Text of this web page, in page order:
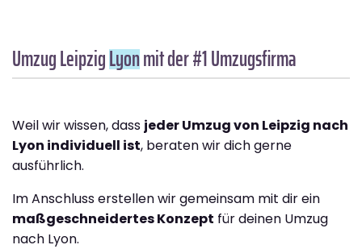
Umzug LeipzigLyonmit der #1 Umzugsfirma
Weil wir wissen, dass jeder Umzug von Leipzig nach
Lyon individuell ist, beraten wir dich gerne
ausführlich.
Im Anschluss erstellen wir gemeinsam mit dir ein
maßgeschneidertes Konzept für deinen Umzug
nach Lyon.